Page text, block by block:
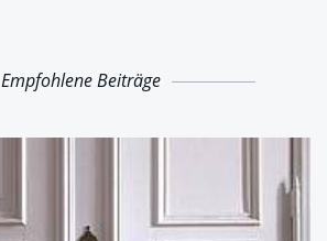
Empfohlene Beiträge